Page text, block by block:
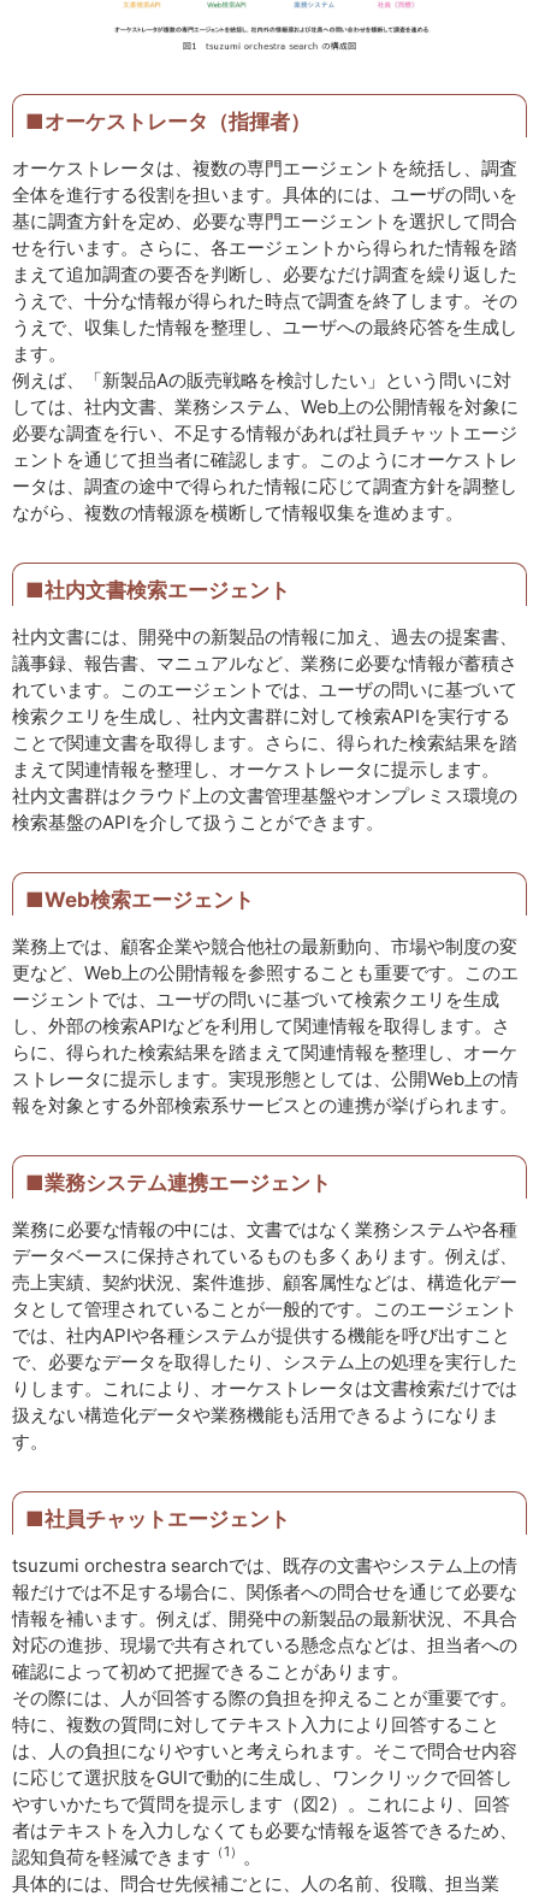
■オーケストレータ（指揮者）
オーケストレータは、複数の専門エージェントを統括し、調査
全体を進行する役割を担います。具体的には、ユーザの問いを
基に調査方針を定め、必要な専門エージェントを選択して問合
せを行います。さらに、各エージェントから得られた情報を踏
まえて追加調査の要否を判断し、必要なだけ調査を繰り返した
うえで、十分な情報が得られた時点で調査を終了します。その
うえで、収集した情報を整理し、ユーザへの最終応答を生成し
ます。
例えば、「新製品Aの販売戦略を検討したい」という問いに対
しては、社内文書、業務システム、Web上の公開情報を対象に
必要な調査を行い、不足する情報があれば社員チャットエージ
ェントを通じて担当者に確認します。このようにオーケストレ
ータは、調査の途中で得られた情報に応じて調査方針を調整し
ながら、複数の情報源を横断して情報収集を進めます。
■社内文書検索エージェント
社内文書には、開発中の新製品の情報に加え、過去の提案書、
議事録、報告書、マニュアルなど、業務に必要な情報が蓄積さ
れています。このエージェントでは、ユーザの問いに基づいて
検索クエリを生成し、社内文書群に対して検索APIを実行する
ことで関連文書を取得します。さらに、得られた検索結果を踏
まえて関連情報を整理し、オーケストレータに提示します。
社内文書群はクラウド上の文書管理基盤やオンプレミス環境の
検索基盤のAPIを介して扱うことができます。
■Web検索エージェント
業務上では、顧客企業や競合他社の最新動向、市場や制度の変
更など、Web上の公開情報を参照することも重要です。このエ
ージェントでは、ユーザの問いに基づいて検索クエリを生成
し、外部の検索APIなどを利用して関連情報を取得します。さ
らに、得られた検索結果を踏まえて関連情報を整理し、オーケ
ストレータに提示します。実現形態としては、公開Web上の情
報を対象とする外部検索系サービスとの連携が挙げられます。
■業務システム連携エージェント
業務に必要な情報の中には、文書ではなく業務システムや各種
データベースに保持されているものも多くあります。例えば、
売上実績、契約状況、案件進捗、顧客属性などは、構造化デー
タとして管理されていることが一般的です。このエージェント
では、社内APIや各種システムが提供する機能を呼び出すこと
で、必要なデータを取得したり、システム上の処理を実行した
りします。これにより、オーケストレータは文書検索だけでは
扱えない構造化データや業務機能も活用できるようになりま
す。
■社員チャットエージェント
tsuzumi orchestra searchでは、既存の文書やシステム上の情
報だけでは不足する場合に、関係者への問合せを通じて必要な
情報を補います。例えば、開発中の新製品の最新状況、不具合
対応の進捗、現場で共有されている懸念点などは、担当者への
確認によって初めて把握できることがあります。
その際には、人が回答する際の負担を抑えることが重要です。
特に、複数の質問に対してテキスト入力により回答すること
は、人の負担になりやすいと考えられます。そこで問合せ内容
に応じて選択肢をGUIで動的に生成し、ワンクリックで回答し
やすいかたちで質問を提示します（図2）。これにより、回答
者はテキストを入力しなくても必要な情報を返答できるため、
認知負荷を軽減できます （1） 。
具体的には、問合せ先候補ごとに、人の名前、役職、担当業